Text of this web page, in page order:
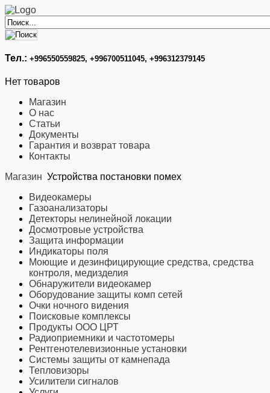
Тел.: +996550559825, +996700511045, +996312379145
Нет товаров
Магазин
О нас
Статьи
Документы
Гарантия и возврат товара
Контакты
Магазин Устройства постановки помех
Видеокамеры
Газоанализаторы
Детекторы нелинейной локации
Досмотровые устройства
Защита информации
Индикаторы поля
Моющие и дезинфицирующие средства, средства
контроля, медизделия
Обнаружители видеокамер
Оборудование защиты комп сетей
Очки ночного видения
Поисковые комплексы
Продукты ООО ЦРТ
Радиоприемники и частотомеры
Рентгенотелевизионные установки
Системы защиты от камнепада
Тепловизоры
Усилители сигналов